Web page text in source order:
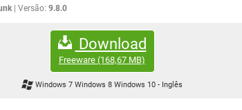
Versão: 9.8.0
Download
Freeware (168,67 MB)
Windows 7 Windows 8 Windows 10- Inglês